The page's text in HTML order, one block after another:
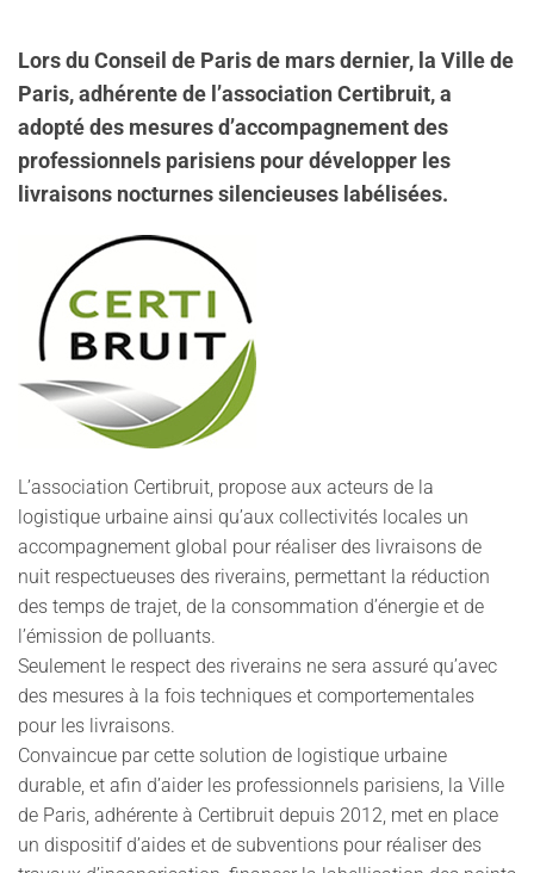
Lors du Conseil de Paris de mars dernier, la Ville de
Paris, adhérente de l’association Certibruit, a
adopté des mesures d’accompagnement des
professionnels parisiens pour développer les
livraisons nocturnes silencieuses labélisées.
L’association Certibruit, propose aux acteurs de la
logistique urbaine ainsi qu’aux collectivités locales un
accompagnement global pour réaliser des livraisons de
nuit respectueuses des riverains, permettant la réduction
des temps de trajet, de la consommation d’énergie et de
l’émission de polluants.
Seulement le respect des riverains ne sera assuré qu’avec
des mesures à la fois techniques et comportementales
pour les livraisons.
Convaincue par cette solution de logistique urbaine
durable, et afin d’aider les professionnels parisiens, la Ville
de Paris, adhérente à Certibruit depuis 2012, met en place
un dispositif d’aides et de subventions pour réaliser des